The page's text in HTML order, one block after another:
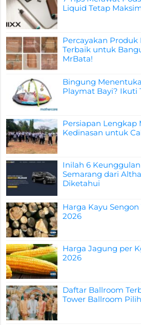
Liquid Tetap
Percayakan
Terbaik untuk
MrBata!
Bingung
Playmat Bayi? Ikuti
Persiapan Lengkap
Kedinasan untuk
Inilah 6
Semarang dari
Diketahui
Harga Kayu
2026
Harga Jagung per
2026
Daftar Ballroom
Tower Ballroom